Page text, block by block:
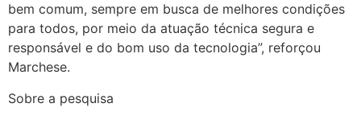
bem comum, sempre em busca de melhores condições
para todos, por meio da atuação técnica segura e
responsável e do bom uso da tecnologia”, reforçou
Marchese.
Sobre a pesquisa